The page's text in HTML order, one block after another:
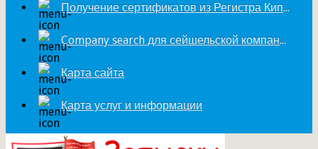
Получение сертификатов из Регистра Кипра
Company search для сейшельской компании
Карта сайта
Карта услуг и информации